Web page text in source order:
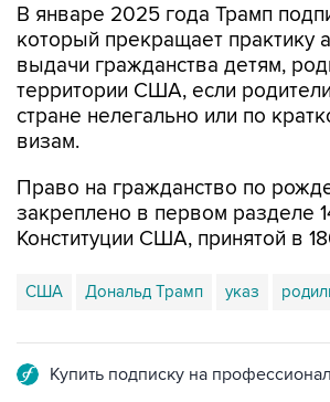
В январе 2025 года Трамп
который прекращает практику
выдачи гражданства детям,
территории США, если
стране нелегально или по
визам.
Право на гражданство по
закреплено в первом разделе
Конституции США, принятой в
США Дональд Трамп указ
Купить подписку на